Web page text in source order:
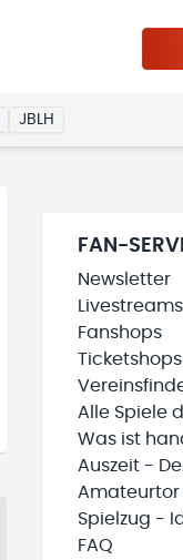
JBLH
FAN-
Newsletter
Livestreams
Fanshops
Ticketshops
Alle Spiele
Was ist
Auszeit -
Amateurtor
Spielzug -
FAQ